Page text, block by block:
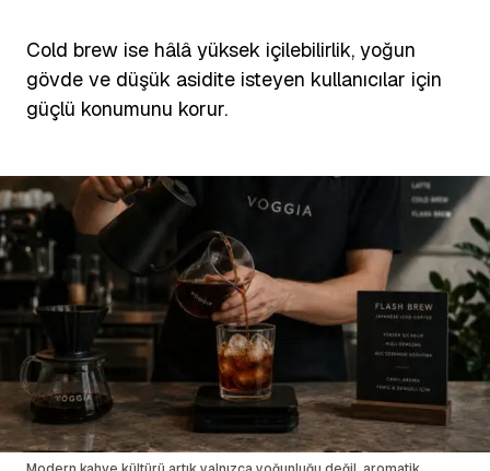
Cold brew ise hâlâ yüksek içilebilirlik, yoğun
gövde ve düşük asidite isteyen kullanıcılar için
güçlü konumunu korur.